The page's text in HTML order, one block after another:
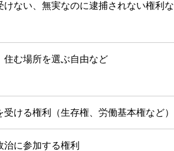
ない、無実なのに逮捕されない権利な
住む場所を選ぶ自由など
ける権利（生存権、労働基本権など）
に参加する権利